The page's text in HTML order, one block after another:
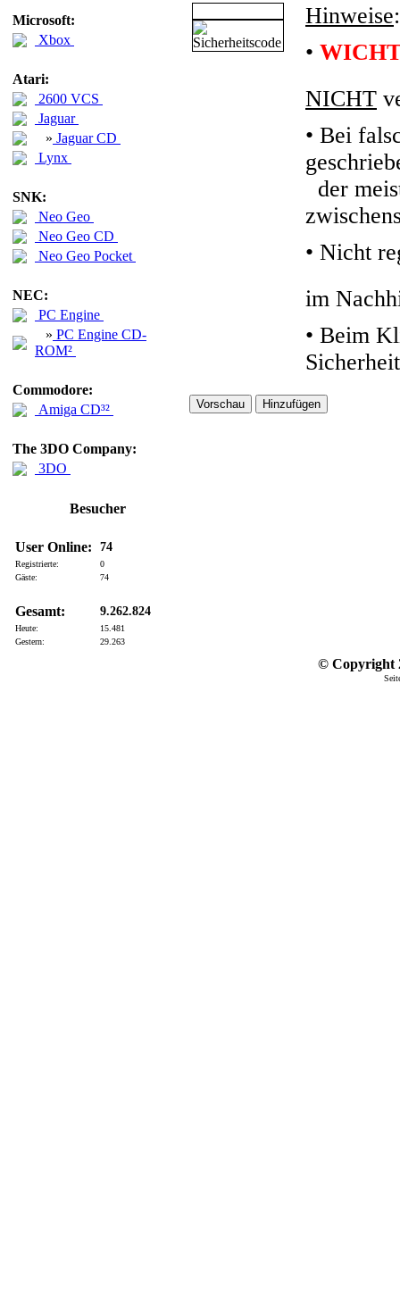
Microsoft:
Xbox
Atari:
2600 VCS
Jaguar
» Jaguar CD
Lynx
SNK:
Neo Geo
Neo Geo CD
Neo Geo Pocket
NEC:
PC Engine
» PC Engine CD-
ROM²
Commodore:
Amiga CD³²
The 3DO Company:
3DO
Besucher
User Online: 74
Registrierte:
0
Gäste:
74
Gesamt: 9.262.824
Heute:
15.481
Gestern:
29.263
Hinweise:
•
NICHT
• Bei
der
• Nicht
im
• Beim
© Copyright